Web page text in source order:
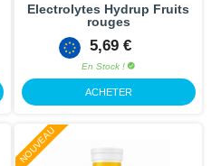
Electrolytes Hydrup Fruits
rouges
5,69 €
En Stock !
ACHETER
NOUVEAU